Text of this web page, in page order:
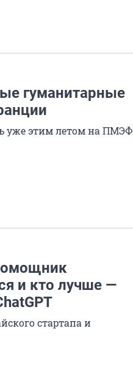
гуманитарные
уже этим летом на ПМЭФ
и кто лучше —
стартапа и